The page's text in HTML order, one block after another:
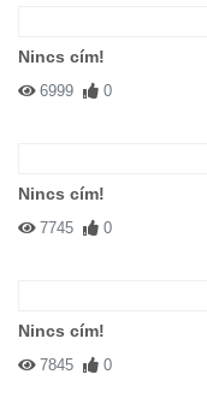
Nincs cím!
6999 0
Nincs cím!
7745 0
Nincs cím!
7845 0